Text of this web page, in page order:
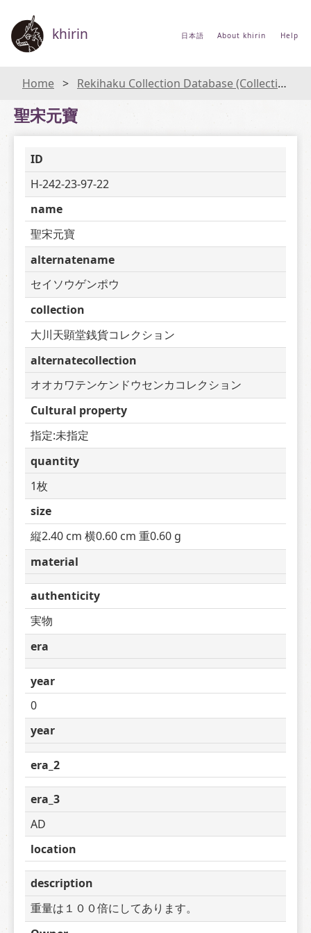
khirin 日本語 About khirin Help
Home Rekihaku Collection Database (Collections Database of the National Museum of Japanese History)
聖宋元寶
ID
H-242-23-97-22
name
聖宋元寶
alternatename
セイソウゲンポウ
collection
大川天顕堂銭貨コレクション
alternatecollection
オオカワテンケンドウセンカコレクション
Cultural property
指定:未指定
quantity
1枚
size
縦2.40 cm 横0.60 cm 重0.60 g
material
authenticity
実物
era
year
0
year
era_2
era_3
AD
location
description
重量は１００倍にしてあります。